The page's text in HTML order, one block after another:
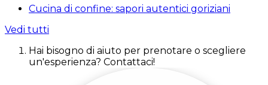
Cucina di confine: sapori autentici goriziani
Vedi tutti
Hai bisogno di aiuto per prenotare o scegliere
un'esperienza? Contattaci!